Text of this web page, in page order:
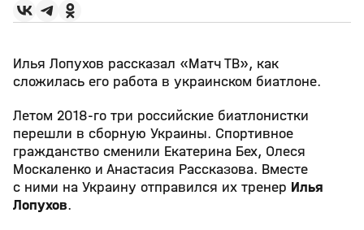
Илья Лопухов рассказал «Матч ТВ», как
сложилась его работа в украинском биатлоне.
Летом 2018-го три российские биатлонистки
перешли в сборную Украины. Спортивное
гражданство сменили Екатерина Бех, Олеся
Москаленко и Анастасия Рассказова. Вместе
с ними на Украину отправился их тренер Илья
Лопухов.